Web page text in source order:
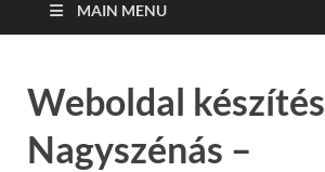
MAIN MENU
Weboldal készítés
Nagyszénás –